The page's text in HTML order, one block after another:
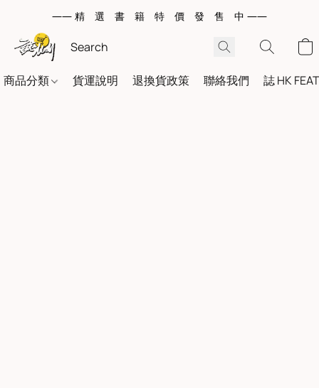
—— 精 選 書 籍 特 價 發 售 中 ——
商品分類 貨運說明 退換貨政策 聯絡我們 誌 HK